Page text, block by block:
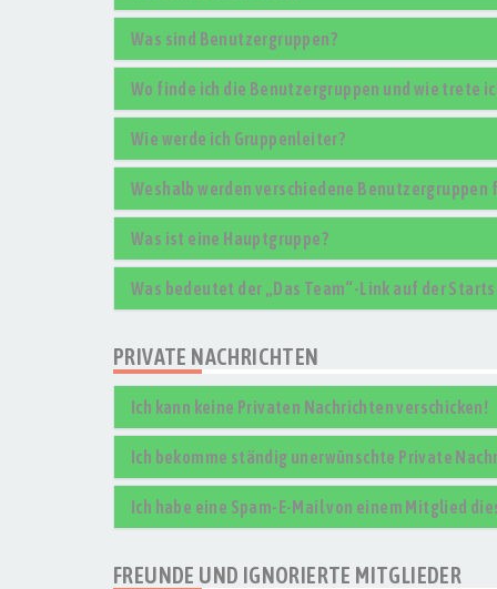
Was sind Benutzergruppen?
Wo finde ich die Benutzergruppen und wie trete
Wie werde ich Gruppenleiter?
Weshalb werden verschiedene
Was ist eine Hauptgruppe?
Was bedeutet der „Das Team“-Link auf der
PRIVATE NACHRICHTEN
Ich kann keine Privaten Nachrichten verschicken!
Ich bekomme ständig unerwünschte Private
Ich habe eine Spam-E-Mail von einem Mitglied
FREUNDE UND IGNORIERTE MITGLIEDER